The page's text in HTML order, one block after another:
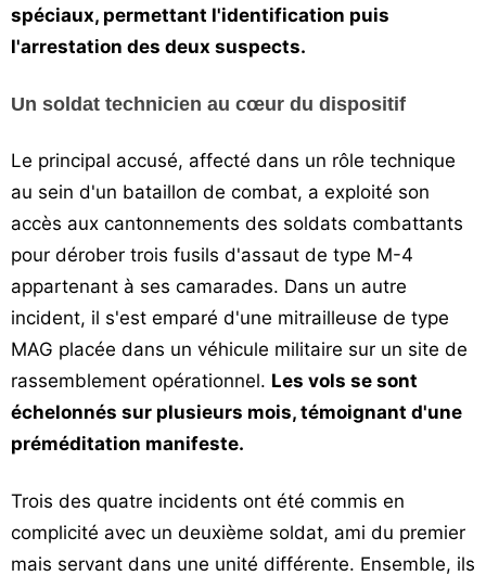
spéciaux, permettant l'identification puis
l'arrestation des deux suspects.
Un soldat technicien au cœur du dispositif
Le principal accusé, affecté dans un rôle technique
au sein d'un bataillon de combat, a exploité son
accès aux cantonnements des soldats combattants
pour dérober trois fusils d'assaut de type M-4
appartenant à ses camarades. Dans un autre
incident, il s'est emparé d'une mitrailleuse de type
MAG placée dans un véhicule militaire sur un site de
rassemblement opérationnel. Les vols se sont
échelonnés sur plusieurs mois, témoignant d'une
préméditation manifeste.
Trois des quatre incidents ont été commis en
complicité avec un deuxième soldat, ami du premier
mais servant dans une unité différente. Ensemble, ils